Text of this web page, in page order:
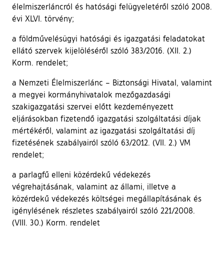
élelmiszerláncról és hatósági felügyeletéről szóló 2008.
évi XLVI. törvény;
a földművelésügyi hatósági és igazgatási feladatokat
ellátó szervek kijelöléséről szóló 383/2016. (XII. 2.)
Korm. rendelet;
a Nemzeti Élelmiszerlánc – Biztonsági Hivatal, valamint
a megyei kormányhivatalok mezőgazdasági
szakigazgatási szervei előtt kezdeményezett
eljárásokban fizetendő igazgatási szolgáltatási díjak
mértékéről, valamint az igazgatási szolgáltatási díj
fizetésének szabályairól szóló 63/2012. (VII. 2.) VM
rendelet;
a parlagfű elleni közérdekű védekezés
végrehajtásának, valamint az állami, illetve a
közérdekű védekezés költségei megállapításának és
igénylésének részletes szabályairól szóló 221/2008.
(VIII. 30.) Korm. rendelet